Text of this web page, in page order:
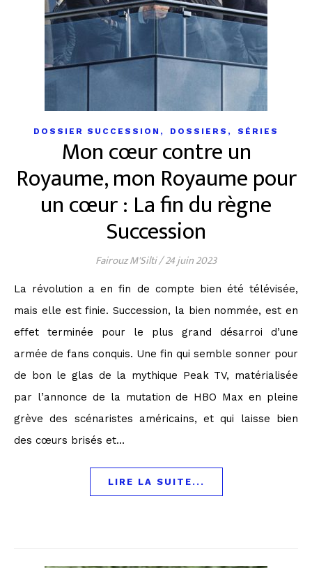
DOSSIER SUCCESSION , DOSSIERS , SÉRIES
Mon cœur contre un
Royaume, mon Royaume pour
un cœur : La fin du règne
Succession
Fairouz M'Silti/24 juin 2023
La révolution a en fin de compte bien été télévisée,
mais elle est finie. Succession, la bien nommée, est en
effet terminée pour le plus grand désarroi d’une
armée de fans conquis. Une fin qui semble sonner pour
de bon le glas de la mythique Peak TV, matérialisée
par l’annonce de la mutation de HBO Max en pleine
grève des scénaristes américains, et qui laisse bien
des cœurs brisés et…
LIRE LA SUITE...